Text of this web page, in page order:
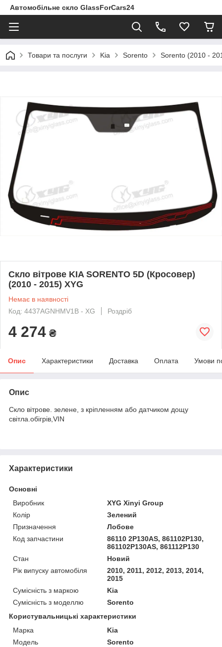
Автомобільне скло GlassForCars24
Товари та послуги Kia Sorento Sorento (2010 -
Скло вітрове KIA SORENTO 5D (Кросовер)
(2010 - 2015) XYG
Немає в наявності
Код: 4437AGNHMV1B - XG
Роздріб
4 274 ₴
Опис Характеристики Доставка Оплата Умови
Опис
Скло вітрове. зелене, з кріпленням або датчиком дощу
світла.обігрів,VIN
Характеристики
Основні
Виробник
XYG Xinyi Group
Колір
Зелений
Призначення
Лобове
Код запчастини
86110 2P130AS, 861102P130,
861102P130AS, 861112P130
Стан
Новий
Рік випуску автомобіля
2010, 2011, 2012, 2013, 2014,
2015
Сумісність з маркою
Kia
Сумісність з моделлю
Sorento
Користувальницькі характеристики
Марка
Kia
Модель
Sorento